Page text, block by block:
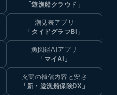
「遊漁船クラウド」
潮見表アプリ
「タイドグラフBI」
魚図鑑AIアプリ
「マイAI」
充実の補償内容と安さ
「新・遊漁船保険DX」